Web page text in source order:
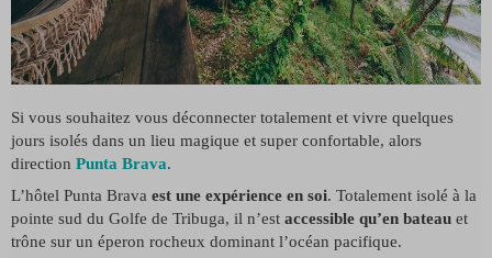
Si vous souhaitez vous déconnecter totalement et vivre quelques
jours isolés dans un lieu magique et super confortable, alors
direction Punta Brava.
L’hôtel Punta Brava est une expérience en soi. Totalement isolé à la
pointe sud du Golfe de Tribuga, il n’est accessible qu’en bateau et
trône sur un éperon rocheux dominant l’océan pacifique.